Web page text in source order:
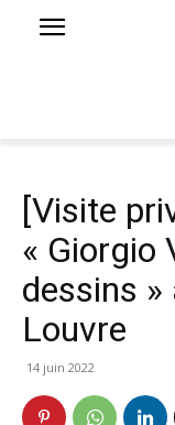
[Visite
« Giorgio
dessins »
Louvre
14 juin 2022